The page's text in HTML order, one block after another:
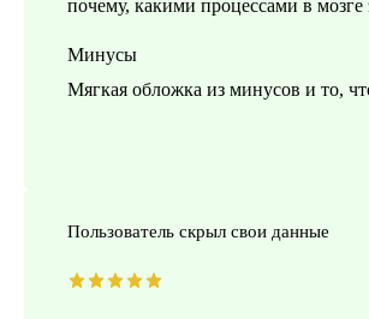
почему, какими процессами в мозге
Минусы
Мягкая обложка из минусов и то,
Пользователь скрыл свои данные